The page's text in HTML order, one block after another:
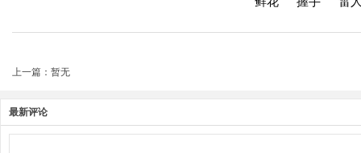
上一篇：暂无
最新评论